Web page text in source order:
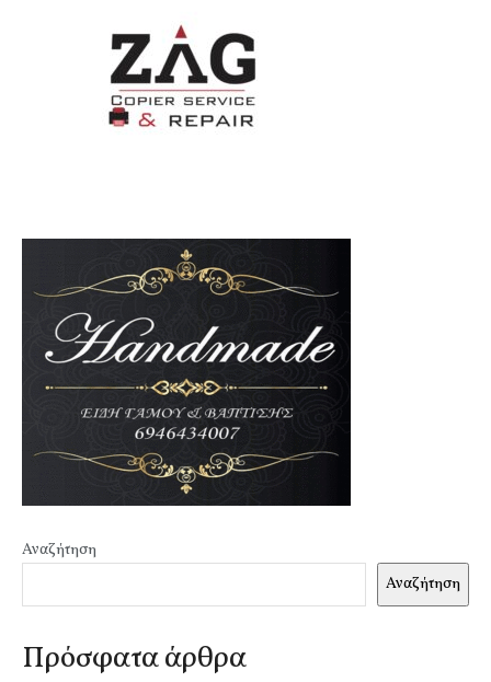
Αναζήτηση
Αναζήτηση
Πρόσφατα άρθρα